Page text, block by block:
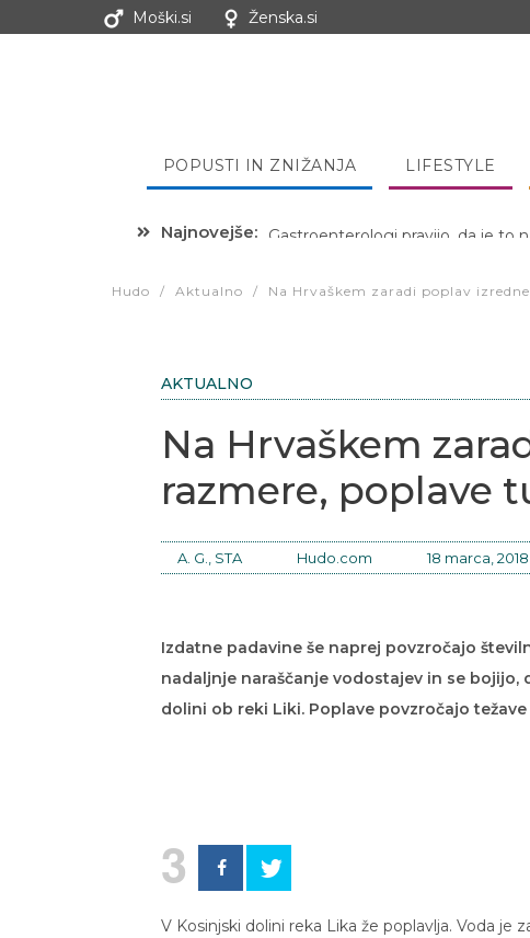
Moški.si Ženska.si
POPUSTI IN ZNIŽANJA LIFESTYLE
Najnovejše: Hibernacijska dieta: Zakaj je pred
Hudo / Aktualno / Na Hrvaškem zaradi poplav
AKTUALNO
Na Hrvaškem
razmere, poplave
A. G., STA Hudo.com 18 marca, 2018
Izdatne padavine še naprej povzročajo
nadaljnje naraščanje vodostajev in se
dolini ob reki Liki. Poplave povzročajo
3
V Kosinjski dolini reka Lika že poplavlja. Voda je